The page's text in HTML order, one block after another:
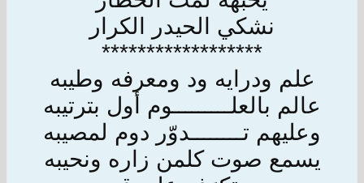
نشكي الحيدر الكرار
******************
علم ودرايه ود ومعرفه وطيبه
عالم بالعلـــــــــوم أول بترتيبه
وعليهم تــــــــدوّر دوم لمصيبه
يسمع صوت كلمن زاره ونحيبه